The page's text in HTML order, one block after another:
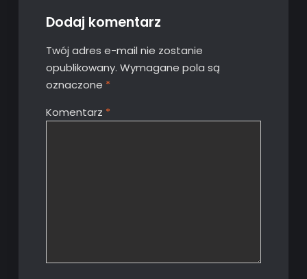
Dodaj komentarz
Twój adres e-mail nie zostanie
opublikowany. Wymagane pola są
oznaczone *
Komentarz *